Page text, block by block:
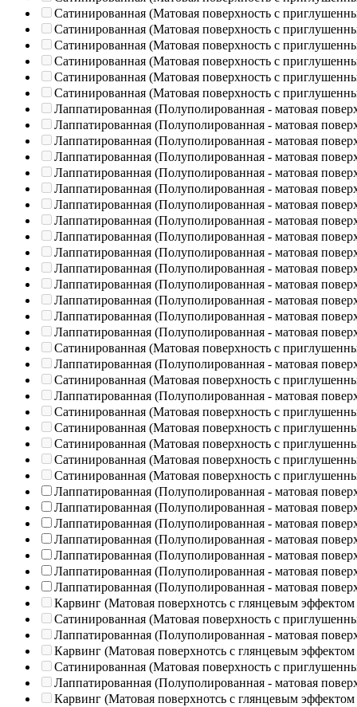
Сатинированная (Матовая поверхность с
Сатинированная (Матовая поверхность с
Сатинированная (Матовая поверхность с
Сатинированная (Матовая поверхность с
Сатинированная (Матовая поверхность с
Сатинированная (Матовая поверхность с
Лаппатированная (Полуполированная - матовая
Лаппатированная (Полуполированная - матовая
Лаппатированная (Полуполированная - матовая
Лаппатированная (Полуполированная - матовая
Лаппатированная (Полуполированная - матовая
Лаппатированная (Полуполированная - матовая
Лаппатированная (Полуполированная - матовая
Лаппатированная (Полуполированная - матовая
Лаппатированная (Полуполированная - матовая
Лаппатированная (Полуполированная - матовая
Лаппатированная (Полуполированная - матовая
Лаппатированная (Полуполированная - матовая
Лаппатированная (Полуполированная - матовая
Лаппатированная (Полуполированная - матовая
Лаппатированная (Полуполированная - матовая
Сатинированная (Матовая поверхность с
Лаппатированная (Полуполированная - матовая
Сатинированная (Матовая поверхность с
Лаппатированная (Полуполированная - матовая
Сатинированная (Матовая поверхность с
Сатинированная (Матовая поверхность с
Сатинированная (Матовая поверхность с
Сатинированная (Матовая поверхность с
Сатинированная (Матовая поверхность с
Лаппатированная (Полуполированная - матовая
Лаппатированная (Полуполированная - матовая
Лаппатированная (Полуполированная - матовая
Лаппатированная (Полуполированная - матовая
Лаппатированная (Полуполированная - матовая
Лаппатированная (Полуполированная - матовая
Лаппатированная (Полуполированная - матовая
Карвинг (Матовая поверхнотсь с глянцевым эффектом
Сатинированная (Матовая поверхность с
Лаппатированная (Полуполированная - матовая
Карвинг (Матовая поверхнотсь с глянцевым эффектом
Сатинированная (Матовая поверхность с
Лаппатированная (Полуполированная - матовая
Карвинг (Матовая поверхнотсь с глянцевым эффектом